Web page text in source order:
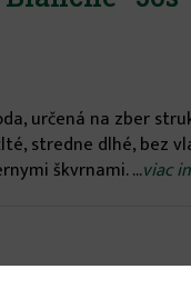
určená na zber
stredne dlhé, bez
škvrnami. ...viac